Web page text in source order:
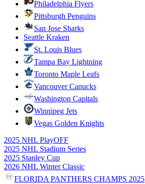
Philadelphia Flyers
Pittsburgh Penguins
San Jose Sharks
Seattle Kraken
St. Louis Blues
Tampa Bay Lightning
Toronto Maple Leafs
Vancouver Canucks
Washington Capitals
Winnipeg Jets
Vegas Golden Knights
2025 NHL PlayOFF
2025 NHL Stadium Series
2025 Stanley Cup
2026 NHL Winter Classic
FLORIDA PANTHERS CHAMPS 2025